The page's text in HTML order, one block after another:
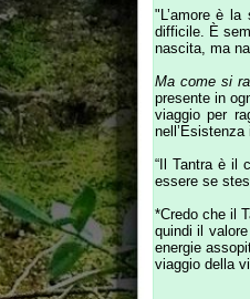
IL BAMBINO
Nel corso della
e responsabile
vuole giocare,
dei nostri
e teme
persi e vuoti e
tutt'uno con
con la parte più
stanzette o
eravamo
lo stupore e